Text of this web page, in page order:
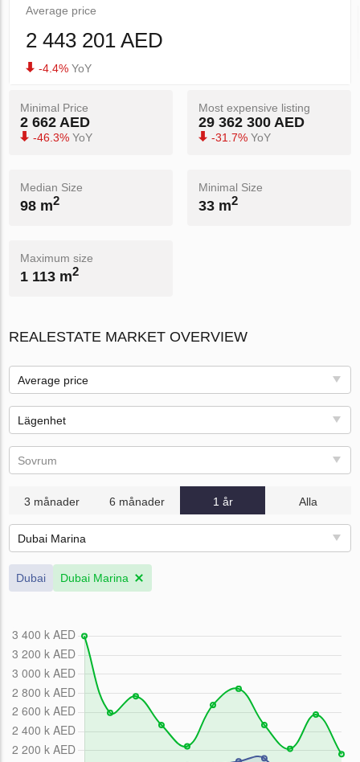
Average price
2 443 201 AED
-4.4% YoY
Minimal Price
2 662 AED
-46.3% YoY
Most expensive listing
29 362 300 AED
-31.7% YoY
Median Size
98 m2
Minimal Size
33 m2
Maximum size
1 113 m2
REALESTATE MARKET OVERVIEW
Average price
Lägenhet
Sovrum
3 månader 6 månader 1 år Alla
Dubai Marina
Dubai Dubai Marina